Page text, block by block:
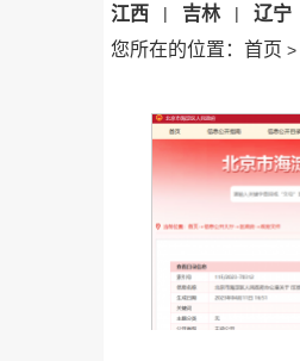
江西 | 吉林 | 辽宁
您所在的位置： 首页 >